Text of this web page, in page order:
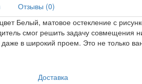
Отзывы (0)
Белый, матовое остекление с
смог решить задачу совмещения
даже в широкий проем. Это не только
Доставка